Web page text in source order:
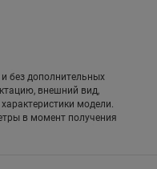
без дополнительных
внешний вид,
модели.
в момент получения